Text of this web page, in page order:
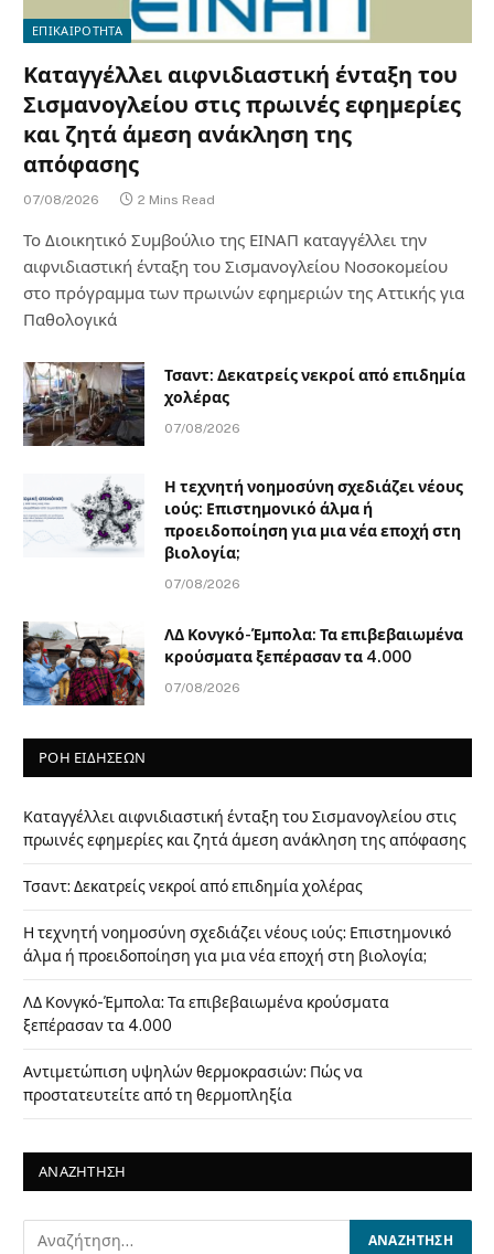
ΕΠΙΚΑΙΡΟΤΗΤΑ
Καταγγέλλει αιφνιδιαστική ένταξη του
Σισμανογλείου στις πρωινές εφημερίες
και ζητά άμεση ανάκληση της
απόφασης
07/08/2026 2 Mins Read
Το Διοικητικό Συμβούλιο της ΕΙΝΑΠ καταγγέλλει την
αιφνιδιαστική ένταξη του Σισμανογλείου Νοσοκομείου
στο πρόγραμμα των πρωινών εφημεριών της Αττικής για
Παθολογικά
Τσαντ: Δεκατρείς νεκροί από επιδημία
χολέρας
07/08/2026
Η τεχνητή νοημοσύνη σχεδιάζει νέους
ιούς: Επιστημονικό άλμα ή
προειδοποίηση για μια νέα εποχή στη
βιολογία;
07/08/2026
ΛΔ Κονγκό-Έμπολα: Τα επιβεβαιωμένα
κρούσματα ξεπέρασαν τα 4.000
07/08/2026
ΡΟΗ ΕΙΔΗΣΕΩΝ
Καταγγέλλει αιφνιδιαστική ένταξη του Σισμανογλείου στις
πρωινές εφημερίες και ζητά άμεση ανάκληση της απόφασης
Τσαντ: Δεκατρείς νεκροί από επιδημία χολέρας
Η τεχνητή νοημοσύνη σχεδιάζει νέους ιούς: Επιστημονικό
άλμα ή προειδοποίηση για μια νέα εποχή στη βιολογία;
ΛΔ Κονγκό-Έμπολα: Τα επιβεβαιωμένα κρούσματα
ξεπέρασαν τα 4.000
Αντιμετώπιση υψηλών θερμοκρασιών: Πώς να
προστατευτείτε από τη θερμοπληξία
ΑΝΑΖΗΤΗΣΗ